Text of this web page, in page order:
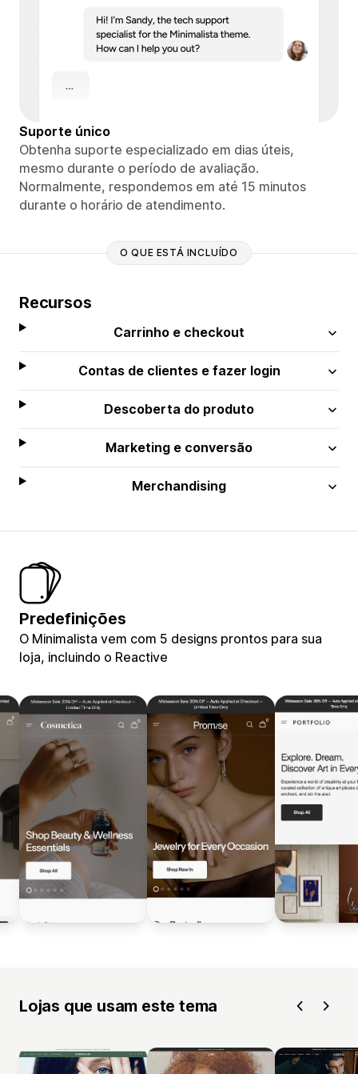
Suporte único
Obtenha suporte especializado em dias úteis,
mesmo durante o período de avaliação.
Normalmente, respondemos em até 15 minutos
durante o horário de atendimento.
O QUE ESTÁ INCLUÍDO
Recursos
Carrinho e checkout
Contas de clientes e fazer login
Descoberta do produto
Marketing e conversão
Merchandising
Predefinições
O Minimalista vem com 5 designs prontos para sua
loja, incluindo o Reactive
Lojas que usam este tema